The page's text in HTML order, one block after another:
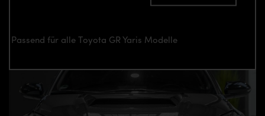
Passend für alle Toyota GR Yaris Modelle